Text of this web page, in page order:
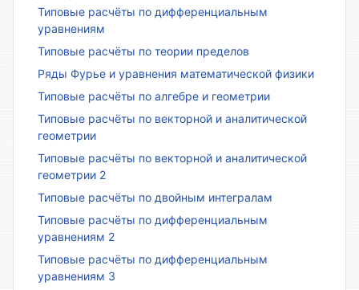
Типовые расчёты по дифференциальным
уравнениям
Типовые расчёты по теории пределов
Ряды Фурье и уравнения математической физики
Типовые расчёты по алгебре и геометрии
Типовые расчёты по векторной и аналитической
геометрии
Типовые расчёты по векторной и аналитической
геометрии 2
Типовые расчёты по двойным интегралам
Типовые расчёты по дифференциальным
уравнениям 2
Типовые расчёты по дифференциальным
уравнениям 3